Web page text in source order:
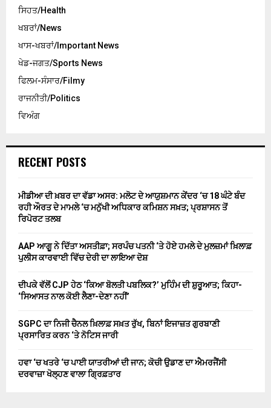
ਸਿਹਤ/Health
ਖਬਰਾਂ/News
ਖਾਸ-ਖਬਰਾਂ/Important News
ਖੇਡ-ਜਗਤ/Sports News
ਫਿਲਮ-ਸੰਸਾਰ/Filmy
ਰਾਜਨੀਤੀ/Politics
ਵਿਅੰਗ
RECENT POSTS
ਮੀਡੀਆ ਦੀ ਖ਼ਬਰ ਦਾ ਵੱਡਾ ਅਸਰ: ਮਲੋਟ ਦੇ ਆਯੁਸ਼ਮਾਨ ਕੇਂਦਰ ‘ਚ 18 ਘੰਟੇ ਬੰਦ
ਰਹੀ ਔਰਤ ਦੇ ਮਾਮਲੇ ‘ਚ ਮਨੁੱਖੀ ਅਧਿਕਾਰ ਕਮਿਸ਼ਨ ਸਖ਼ਤ; ਪ੍ਰਸ਼ਾਸਨ ਤੋਂ
ਰਿਪੋਰਟ ਤਲਬ
AAP ਆਗੂ ਨੇ ਦਿੱਤਾ ਅਸਤੀਫ਼ਾ; ਸਰਪੰਚ ਪਤਨੀ ‘ਤੇ ਹੋਏ ਹਮਲੇ ਦੇ ਮੁਲਜ਼ਮਾਂ ਖ਼ਿਲਾਫ਼
ਪੁਲੀਸ ਕਾਰਵਾਈ ਵਿੱਚ ਦੇਰੀ ਦਾ ਲਾਇਆ ਦੋਸ਼
ਦੀਪਕੇ ਵੱਲੋਂ CJP ਹੇਠ ‘ਕਿਆ ਬੋਲਤੀ ਪਬਲਿਕ?’ ਮੁਹਿੰਮ ਦੀ ਸ਼ੁਰੂਆਤ; ਕਿਹਾ-
‘ਸਿਆਸਤ ਨਾਲ ਕੋਈ ਲੈਣਾ-ਦੇਣਾ ਨਹੀਂ’
SGPC ਦਾ ਨਿਜੀ ਚੈਨਲ ਖ਼ਿਲਾਫ਼ ਸਖ਼ਤ ਰੁੱਖ, ਬਿਨਾਂ ਇਜਾਜ਼ਤ ਗੁਰਬਾਣੀ
ਪ੍ਰਸਾਰਿਤ ਕਰਨ ‘ਤੇ ਨੋਟਿਸ ਜਾਰੀ
ਹਵਾ ‘ਚ ਖਤਰੇ ‘ਚ ਪਾਈ ਯਾਤਰੀਆਂ ਦੀ ਜਾਨ; ਕੋਚੀ ਉਡਾਣ ਦਾ ਐਮਰਜੈਂਸੀ
ਦਰਵਾਜ਼ਾ ਖੋਲ੍ਹਣ ਵਾਲਾ ਗ੍ਰਿਫ਼ਤਾਰ